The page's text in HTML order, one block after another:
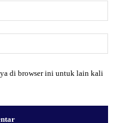
di browser ini untuk lain kali